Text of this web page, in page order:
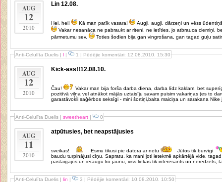
AUG
12
2010
Lin 12.08.
Hei, hei! Kā man patīk vasara!
Augļi, augļi, dārzeņi un vēss
Vakar nesanāca ne pabraukt ar riteni, ne ietīties, jo atbrauca ciemiņi,
pārmetumu sev.
Toties šodien bija gan vingrošana, gan tagad guļu
Anti-Celulīta Duelis| l| 1 | Pēdējie komentāri: 12.08.2010. 15:30
AUG
12
2010
Kick-ass!!12.08.10.
Čau!
Vakar man bija forša darba diena, darba līdz kaklam, bet superīgs garastāvoklis un milzīga enerģija. Uz
pozitīvā viļņa vel atnākot mājās uztaisīju savam puisim vakariņas (es to daru ļoti reti). Lai vel
garastāvokli saģērbos seksīgi - mini šortiņi,balta maiciņa un sarakana Nike
Anti-Celulīta Duelis| sweetheart| 0
AUG
11
2010
atpūtusies, bet neapstājusies
sveikas! Esmu tikusi pie datora ar netu
Jūtos tik burvīgi
baudu turpinājusi cīņu. Sapratu, ka mani ļoti ietekmē apkārtējā vide,
pastaigājos un ieraugu ko jaunu, viss liekas tik interesants un neredzēts,
Anti-Celulīta Duelis| lin | 3 | Pēdējie komentāri: 10.08.2010. 10:50